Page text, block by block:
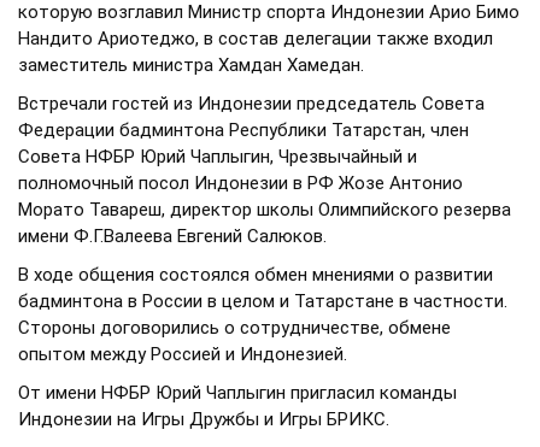
которую возглавил Министр спорта Индонезии Арио Бимо
Нандито Ариотеджо, в состав делегации также входил
заместитель министра Хамдан Хамедан.
Встречали гостей из Индонезии председатель Совета
Федерации бадминтона Республики Татарстан, член
Совета НФБР Юрий Чаплыгин, Чрезвычайный и
полномочный посол Индонезии в РФ Жозе Антонио
Морато Тавареш, директор школы Олимпийского резерва
имени Ф.Г.Валеева Евгений Салюков.
В ходе общения состоялся обмен мнениями о развитии
бадминтона в России в целом и Татарстане в частности.
Стороны договорились о сотрудничестве, обмене
опытом между Россией и Индонезией.
От имени НФБР Юрий Чаплыгин пригласил команды
Индонезии на Игры Дружбы и Игры БРИКС.